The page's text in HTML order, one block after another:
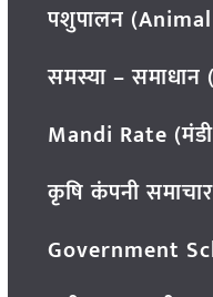
पशुपालन
समस्या –
Mandi Rate
कृषि कंपनी
Government